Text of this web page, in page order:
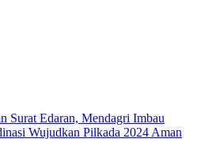
Surat Edaran, Mendagri Imbau
Wujudkan Pilkada 2024 Aman